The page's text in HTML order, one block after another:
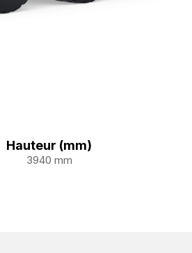
Hauteur (mm)
3940 mm